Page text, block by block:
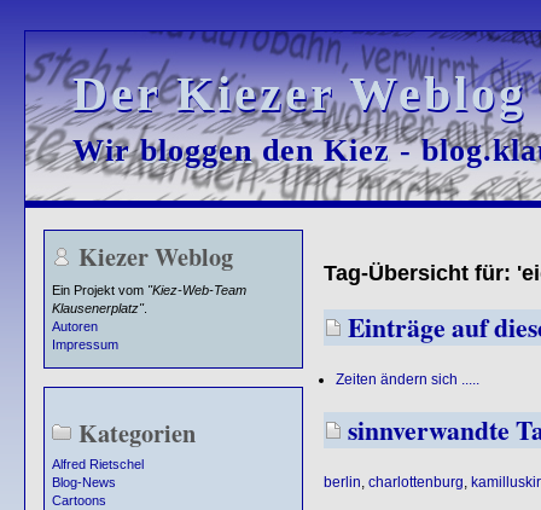
Der Kiezer
Der Kiezer
Wir bloggen den Kiez -
Wir bloggen den Kiez -
Kiezer Weblog
Ein Projekt vom "Kiez-Web-Team
Klausenerplatz".
Autoren
Impressum
Kategorien
Alfred Rietschel
Blog-News
Cartoons
Tag-Übersicht für:
Einträge auf
Zeiten ändern sich .....
sinnverwandte
berlin charlottenburg